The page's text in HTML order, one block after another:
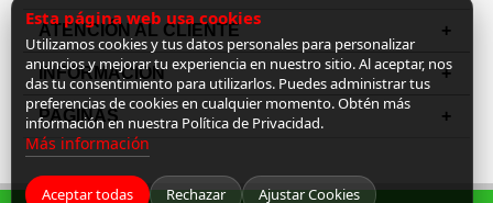
ATENCIÓN AL CLIENTE
INFORMACION
PAGINAS
Esta página web usa cookies
Utilizamos cookies y tus datos personales para personalizar
anuncios y mejorar tu experiencia en nuestro sitio. Al aceptar, nos
das tu consentimiento para utilizarlos. Puedes administrar tus
preferencias de cookies en cualquier momento. Obtén más
información en nuestra Política de Privacidad.
Más información
Aceptar todas Rechazar Ajustar Cookies